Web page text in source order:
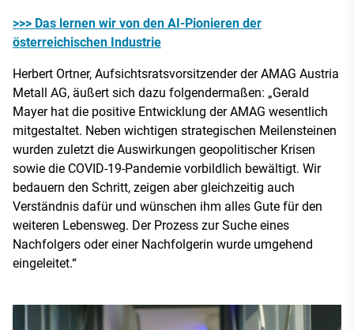
>>> Das lernen wir von den AI-Pionieren der
österreichischen Industrie
Herbert Ortner, Aufsichtsratsvorsitzender der AMAG Austria
Metall AG, äußert sich dazu folgendermaßen: „Gerald
Mayer hat die positive Entwicklung der AMAG wesentlich
mitgestaltet. Neben wichtigen strategischen Meilensteinen
wurden zuletzt die Auswirkungen geopolitischer Krisen
sowie die COVID-19-Pandemie vorbildlich bewältigt. Wir
bedauern den Schritt, zeigen aber gleichzeitig auch
Verständnis dafür und wünschen ihm alles Gute für den
weiteren Lebensweg. Der Prozess zur Suche eines
Nachfolgers oder einer Nachfolgerin wurde umgehend
eingeleitet.“